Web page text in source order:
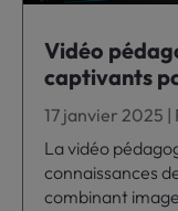
Vidéo
captivants
17 janvier 2025 |
La vidéo
connaissances
combinant